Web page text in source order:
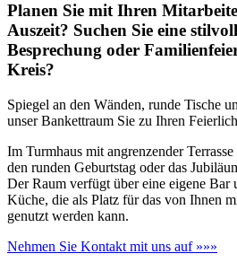
Planen Sie mit Ihren
Auszeit? Suchen Sie eine
Besprechung oder
Kreis?
Spiegel an den Wänden, runde Tische
unser Bankettraum Sie zu Ihren
Im Turmhaus mit angrenzender
den runden Geburtstag oder das
Der Raum verfügt über eine eigene Bar
Küche, die als Platz für das von Ihnen
genutzt werden kann.
Nehmen Sie Kontakt mit uns auf »»»